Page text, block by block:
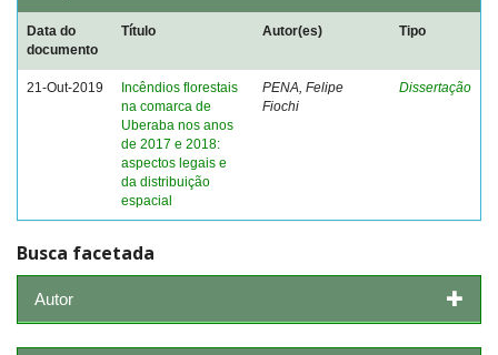
Data do
documento
Título Autor(es) Tipo
21-Out-2019
Incêndios florestais
na comarca de
Uberaba nos anos
de 2017 e 2018:
aspectos legais e
da distribuição
espacial
PENA, Felipe
Fiochi
Dissertação
Busca facetada
Autor